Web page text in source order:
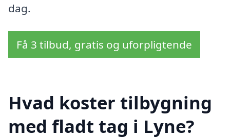
dag.
Få 3 tilbud, gratis og uforpligtende
Hvad koster tilbygning
med fladt tag i Lyne?